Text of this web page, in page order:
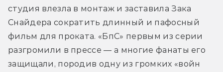
студия влезла в монтаж и заставила Зака
Снайдера сократить длинный и пафосный
фильм для проката. «БпС» первым из серии
разгромили в прессе — а многие фанаты его
защищали, породив одну из громких «войн